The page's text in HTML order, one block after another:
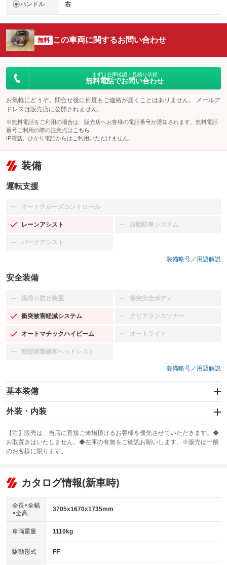
ハンドル 右
無料 この車両に関するお問い合わせ
まずは在庫確認・見積り依頼
無料電話でお問い合わせ
お気軽にどうぞ。問合せ後に何度もご連絡が届くことはありません。 メールア
ドレスは販売店に公開されません。
※無料電話をご利用の場合は、販売店へお客様の電話番号が通知されます。無料電話
番号ご利用の際の注意点は こちら
IP電話、ひかり電話からはご利用いただけません。
装備
運転支援
オートクルーズコントロール
：装備なし
レーンアシスト
：装備あり 自動駐車システム
：装備なし
パークアシスト
：装備なし
装備略号／用語解説
安全装備
横滑り防止装置
：装備なし 衝突安全ボディ
：装備なし
衝突被害軽減システム
：装備あり クリアランスソナー
：装備なし
オートマチックハイビーム
：装備あり オートライト
：装備なし
頸部衝撃緩和ヘッドレスト
：装備なし
装備略号／用語解説
基本装備
エアバッグ：運転席
：装備あり
：装備なし
サンルーフ
：装備なし ABS
リフトアップ
：装備なし
：装備なし
パワーウィンドウ
アイドリングストップ
：装備なし
USB入力端子
：装備なし
外装・内装
カーナビ：ナビ
：装備あり
TV
：装備なし
ビジュアル
：装備なし
：装備あり
革シート
キーレス
HID(キセノンライト)
：装備なし
【注】販売は、当店に直接ご来場頂けるお客様を優先させていただきます。◆
お取置きはいたしません。◆在庫の有無をご確認お願いします。※販売は一般
のお客様に限ります。
カタログ情報(新車時)
全長×全幅
×全高
3705x1670x1735mm
車両重量 1110kg
駆動形式 FF